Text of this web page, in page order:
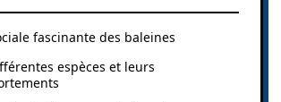
fascinante des baleines
espèces et leurs